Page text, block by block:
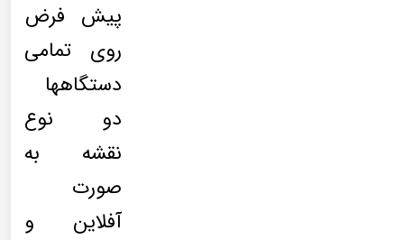
پیش فرض
روی تمامی
دستگاهها
دو نوع
نقشه به
صورت
آفلاین و